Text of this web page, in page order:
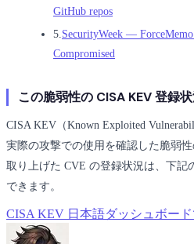
GitHub repos
5. SecurityWeek —
Compromised
この脆弱性の CISA KEV 登録
CISA KEV（Known Exploited
実際の攻撃での使用を確認した脆弱
取り上げた CVE の登録状況は、下記
できます。
CISA KEV 日本語ダッシュボー